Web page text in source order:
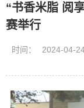
“书香米脂 阅
赛举行
时间： 2024-04-